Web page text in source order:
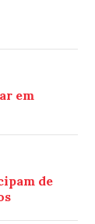
em
de